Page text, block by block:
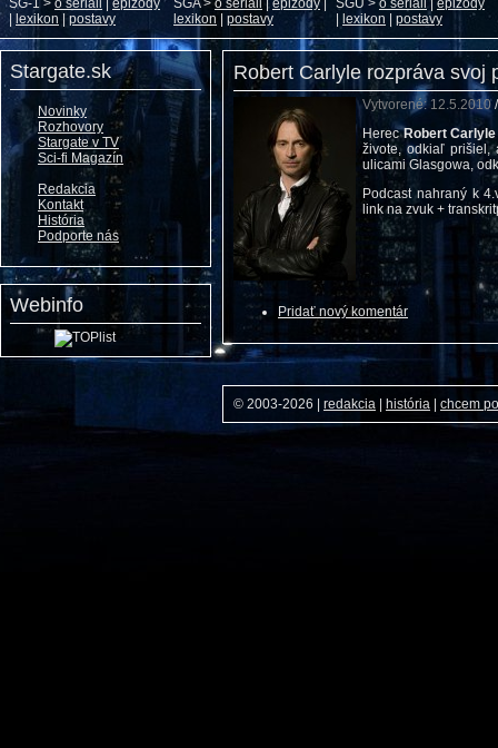
SG-1 > o seriáli
epizódy
lexikon postavy
SGA > o seriáli |epizódy
lexikon
postavy
SGU > o seriáli
epizódy
lexikon postavy
Stargate.sk
Novinky
Rozhovory
Stargate v TV
Sci-fi Magazín
Redakcia
Kontakt
História
Podporte nás
Webinfo
Robert Carlyle rozpráva svoj
Vytvorené: 12.5.2010
HerecRobert Carlyle
živote, odkiaľ prišiel,
ulicami Glasgowa,
Podcast nahraný k
link na zvuk +
Pridať nový komentár
© 2003-2026 redakcia história chcem